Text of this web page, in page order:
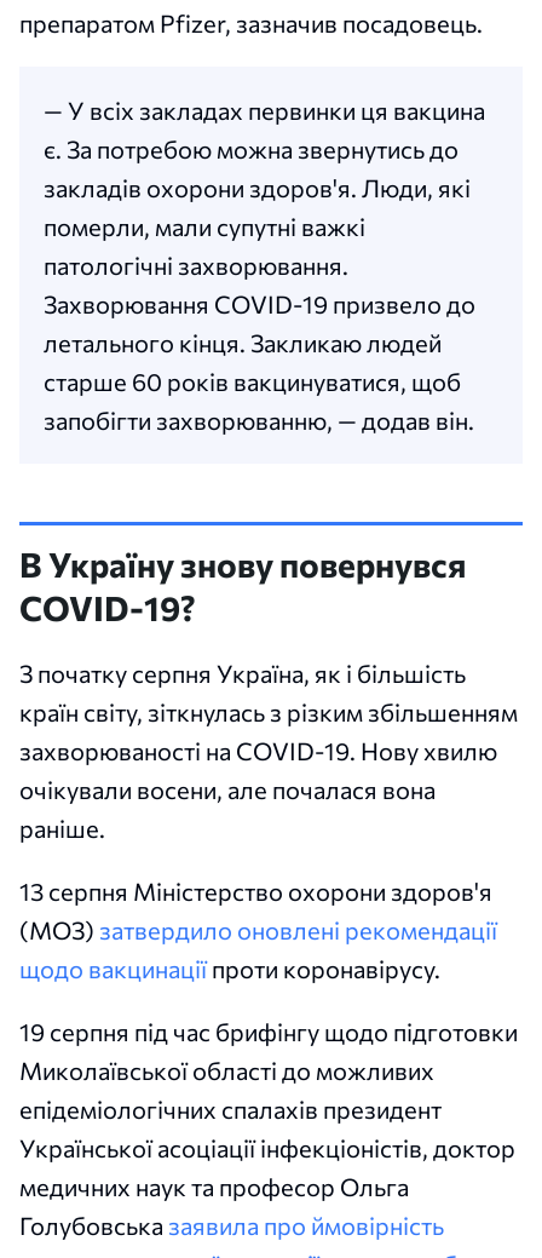
препаратом Pfizer, зазначив посадовець.
— У всіх закладах первинки ця вакцина
є. За потребою можна звернутись до
закладів охорони здоров'я. Люди, які
померли, мали супутні важкі
патологічні захворювання.
Захворювання COVID-19 призвело до
летального кінця. Закликаю людей
старше 60 років вакцинуватися, щоб
запобігти захворюванню, — додав він.
В Україну знову повернувся
COVID-19?
З початку серпня Україна, як і більшість
країн світу, зіткнулась з різким збільшенням
захворюваності на COVID-19. Нову хвилю
очікували восени, але почалася вона
раніше.
13 серпня Міністерство охорони здоров'я
(МОЗ) затвердило оновлені рекомендації
щодо вакцинаціїпроти коронавірусу.
19 серпня під час брифінгу щодо підготовки
Миколаївської області до можливих
епідеміологічних спалахів президент
Української асоціації інфекціоністів, доктор
медичних наук та професор Ольга
Голубовська заявила про ймовірність